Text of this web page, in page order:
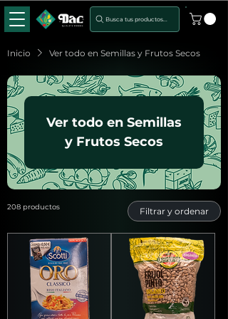
Busca tus productos...
Inicio Ver todo en Semillas y Frutos Secos
Ver todo en Semillas
y Frutos Secos
208 productos Filtrar y ordenar